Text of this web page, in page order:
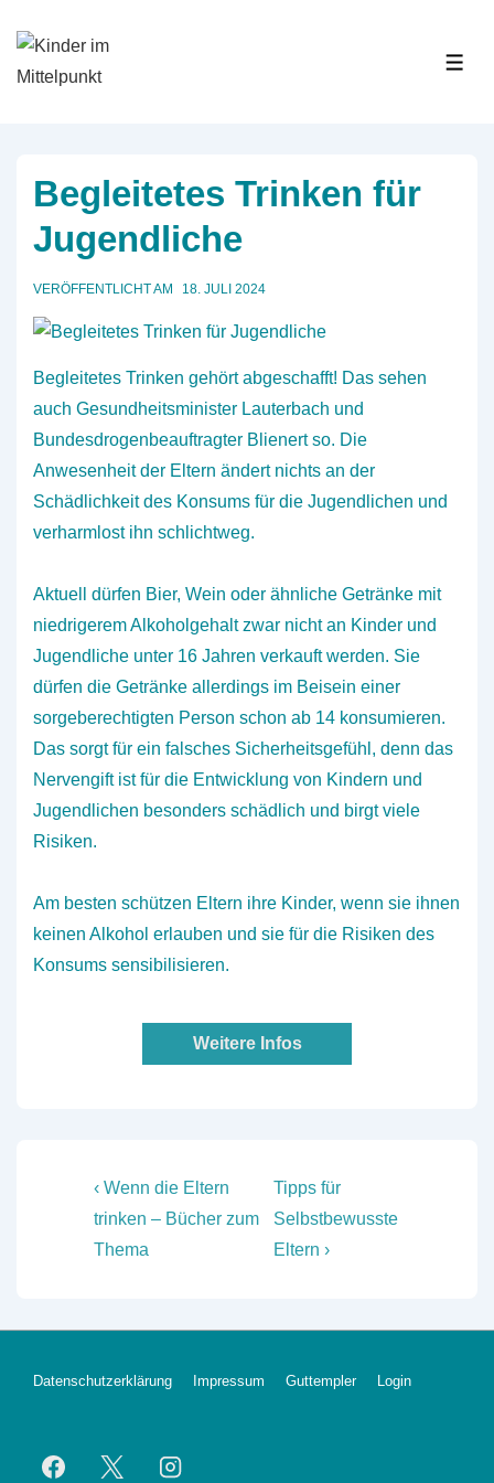
Zum
Inhalt
Begleitetes Trinken für
Jugendliche
VERÖFFENTLICHT AM 18. JULI 2024
Begleitetes Trinken gehört abgeschafft! Das sehen
auch Gesundheitsminister Lauterbach und
Bundesdrogenbeauftragter Blienert so. Die
Anwesenheit der Eltern ändert nichts an der
Schädlichkeit des Konsums für die Jugendlichen und
verharmlost ihn schlichtweg.
Aktuell dürfen Bier, Wein oder ähnliche Getränke mit
niedrigerem Alkoholgehalt zwar nicht an Kinder und
Jugendliche unter 16 Jahren verkauft werden. Sie
dürfen die Getränke allerdings im Beisein einer
sorgeberechtigten Person schon ab 14 konsumieren.
Das sorgt für ein falsches Sicherheitsgefühl, denn das
Nervengift ist für die Entwicklung von Kindern und
Jugendlichen besonders schädlich und birgt viele
Risiken.
Am besten schützen Eltern ihre Kinder, wenn sie ihnen
keinen Alkohol erlauben und sie für die Risiken des
Konsums sensibilisieren.
Weitere Infos
Beitragsnavigation
Vorheriger
Beitrag
ist
‹ Wenn die Eltern
trinken – Bücher zum
Thema
Nächster
Beitrag
ist
Tipps für
Selbstbewusste
Eltern ›
Footer-
Datenschutzerklärung Impressum Guttempler Login